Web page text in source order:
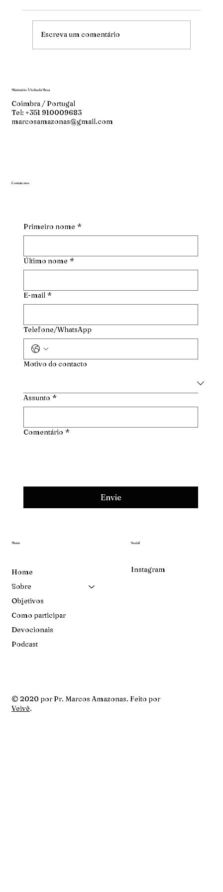
Escreva um comentário
Ministério À Volta da Mesa
Coimbra / Portugal
Tel: +351 910009683
marcosamazonas@gmail.com
Menu
Home
Sobre
Objetivos
Como participar
Devocionais
Podcast
Social
Instagram
Contate-nos
Primeiro nome *
Último nome *
E-mail *
Telefone/WhatsApp
Motivo do contacto
Assunto *
Comentário *
Envie
© 2020 por Pr. Marcos Amazonas. Feito por
Veivê.